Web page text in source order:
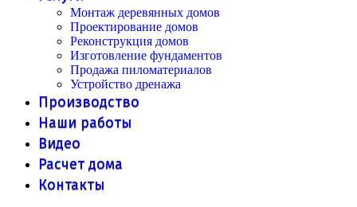
Монтаж деревянных домов
Проектирование домов
Реконструкция домов
Изготовление фундаментов
Продажа пиломатериалов
Устройство дренажа
Производство
Наши работы
Видео
Расчет дома
Контакты